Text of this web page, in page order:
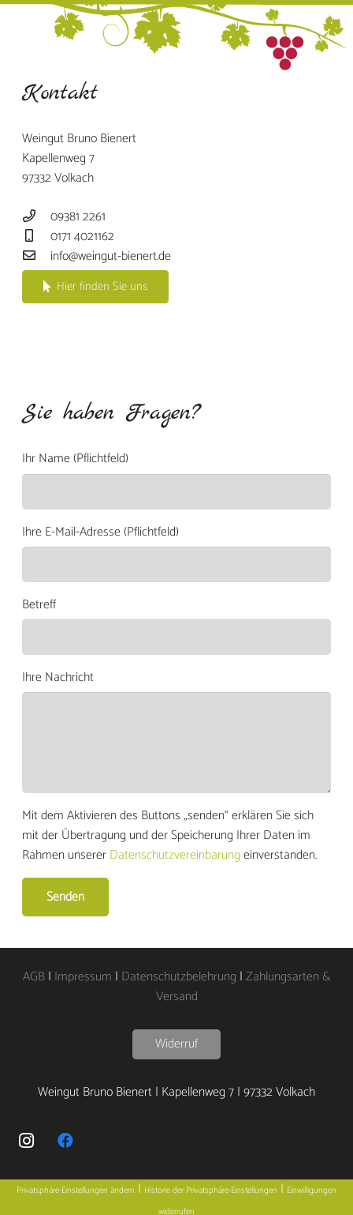
Kontakt
Weingut Bruno Bienert
Kapellenweg 7
97332 Volkach
09381 2261
0171 4021162
info@weingut-bienert.de
Hier finden Sie uns
Sie haben Fragen?
Ihr Name (Pflichtfeld)
Ihre E-Mail-Adresse (Pflichtfeld)
Betreff
Ihre Nachricht
Mit dem Aktivieren des Buttons „senden“ erklären Sie sich
mit der Übertragung und der Speicherung Ihrer Daten im
Rahmen unsererDatenschutzvereinbarungeinverstanden.
AGB| Impressum | Datenschutzbelehrung |Zahlungsarten &
Versand
Widerruf
Weingut Bruno Bienert | Kapellenweg 7 | 97332 Volkach
Privatsphäre-Einstellungen ändern | Historie der Privatsphäre-Einstellungen | Einwilligungen
widerrufen